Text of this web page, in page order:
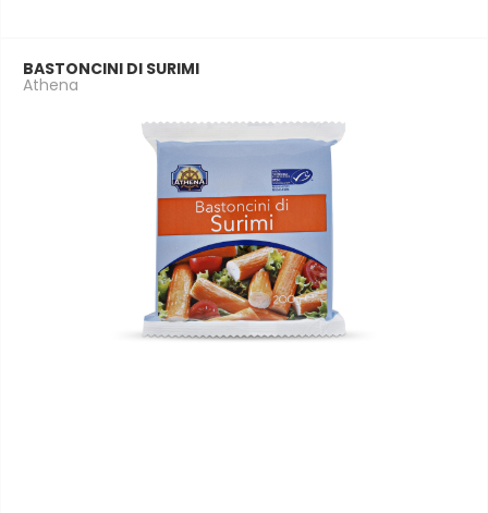
BASTONCINI DI SURIMI
Athena